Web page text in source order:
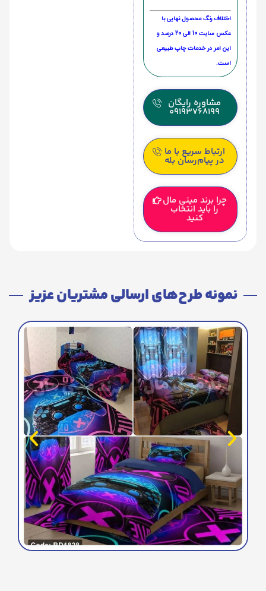
اختلاف رنگ محصول نهایی با
عکس سایت 10 الی 20 درصد و
این امر در خدمات چاپ طبیعی
است.
مشاوره رایگان
09193768199
ارتباط سریع با ما
در پیام‌رسان بله
چرا برند مینی مال
را باید انتخاب
کنید
نمونه طرح‌های ارسالی مشتریان عزیز